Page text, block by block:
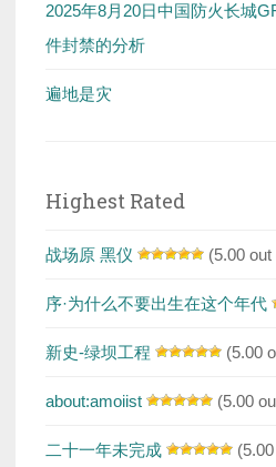
2025年8月20日中国防火长城
件封禁的分析
遍地是灾
Highest Rated
战场原 黑仪 (5.00 out
序·为什么不要出生在这个年代
新史-绿坝工程 (5.00
about:amoiist (5.00
二十一年未完成